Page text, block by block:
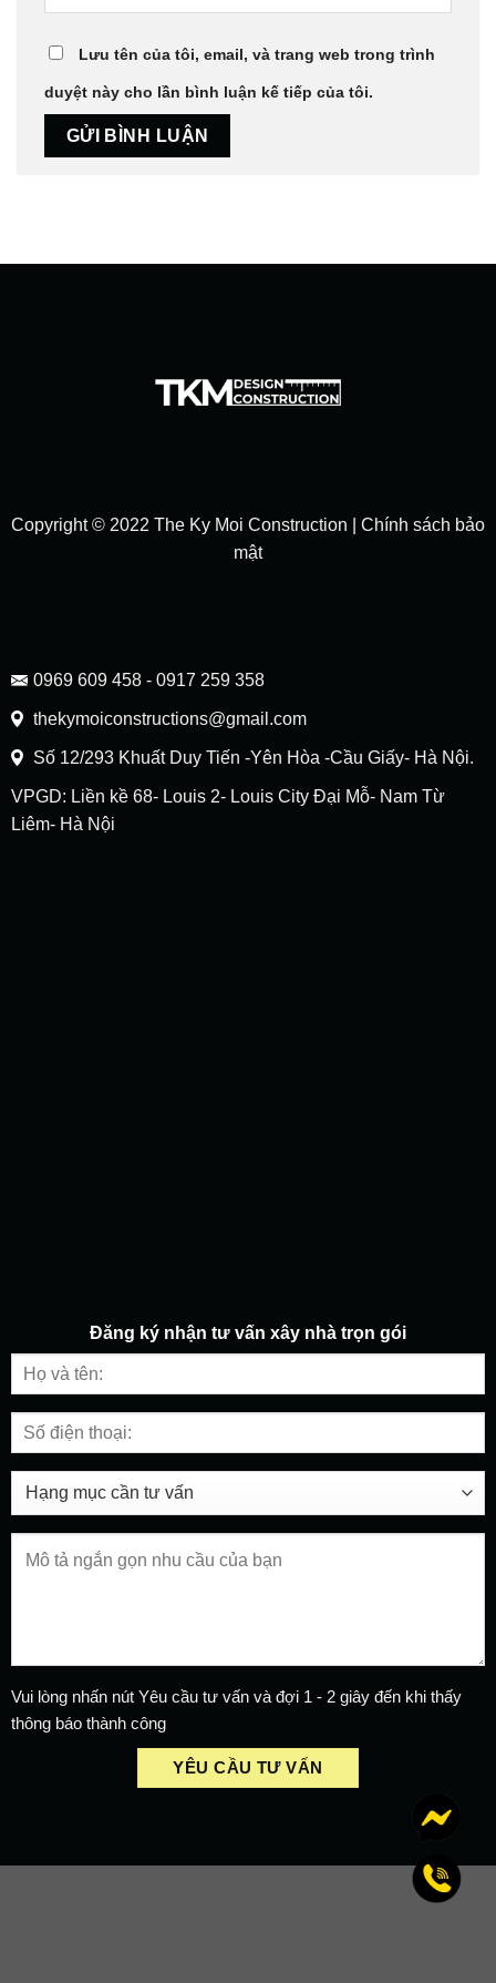
Lưu tên của tôi, email, và trang web trong trình
duyệt này cho lần bình luận kế tiếp của tôi.
Copyright © 2022 The Ky Moi Construction | Chính sách bảo
mật
0969 609 458 - 0917 259 358
thekymoiconstructions@gmail.com
Số 12/293 Khuất Duy Tiến -Yên Hòa -Cầu Giấy- Hà Nội.
VPGD: Liền kề 68- Louis 2- Louis City Đại Mỗ- Nam Từ
Liêm- Hà Nội
Đăng ký nhận tư vấn xây nhà trọn gói
Vui lòng nhấn nút Yêu cầu tư vấn và đợi 1 - 2 giây đến khi thấy
thông báo thành công